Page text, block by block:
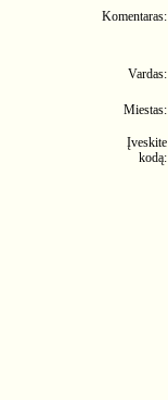
Komentaras:
Vardas:
Miestas:
Įveskite
kodą: